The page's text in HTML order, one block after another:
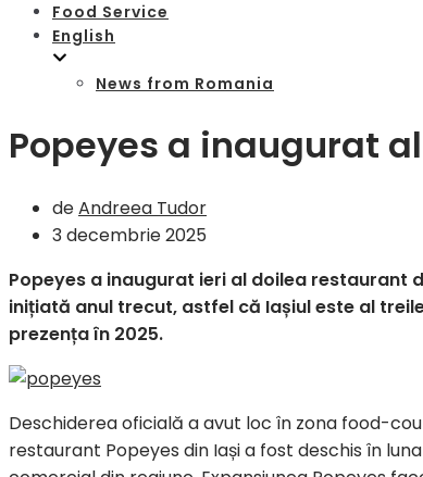
Food Service
English
News from Romania
Popeyes a inaugurat
deAndreea Tudor
3 decembrie 2025
Popeyes a inaugurat ieri al doilea restaurant
inițiată anul trecut, astfel că Iașiul este al
prezența în 2025.
Deschiderea oficială a avut loc în zona food-
restaurant Popeyes din Iași a fost deschis în